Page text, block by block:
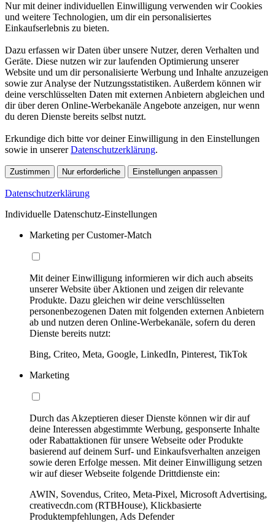
Nur mit deiner individuellen Einwilligung verwenden wir Cookies
und weitere Technologien, um dir ein personalisiertes
Einkaufserlebnis zu bieten.
Dazu erfassen wir Daten über unsere Nutzer, deren Verhalten und
Geräte. Diese nutzen wir zur laufenden Optimierung unserer
Website und um dir personalisierte Werbung und Inhalte anzuzeigen
sowie zur Analyse der Nutzungsstatistiken. Außerdem können wir
deine verschlüsselten Daten mit externen Anbietern abgleichen und
dir über deren Online-Werbekanäle Angebote anzeigen, nur wenn
du deren Dienste bereits selbst nutzt.
Erkundige dich bitte vor deiner Einwilligung in den Einstellungen
sowie in unsererDatenschutzerklärung.
Zustimmen Nur erforderliche Einstellungen anpassen
Datenschutzerklärung
Individuelle Datenschutz-Einstellungen
Marketing per Customer-Match
Mit deiner Einwilligung informieren wir dich auch abseits
unserer Website über Aktionen und zeigen dir relevante
Produkte. Dazu gleichen wir deine verschlüsselten
personenbezogenen Daten mit folgenden externen Anbietern
ab und nutzen deren Online-Werbekanäle, sofern du deren
Dienste bereits nutzt:
Bing, Criteo, Meta, Google, LinkedIn, Pinterest, TikTok
Marketing
Durch das Akzeptieren dieser Dienste können wir dir auf
deine Interessen abgestimmte Werbung, gesponserte Inhalte
oder Rabattaktionen für unsere Webseite oder Produkte
basierend auf deinem Surf- und Einkaufsverhalten anzeigen
sowie deren Erfolge messen. Mit deiner Einwilligung setzen
wir auf dieser Webseite folgende Drittdienste ein:
AWIN, Sovendus, Criteo, Meta-Pixel, Microsoft Advertising,
creativecdn.com (RTBHouse), Klickbasierte
Produktempfehlungen, Ads Defender